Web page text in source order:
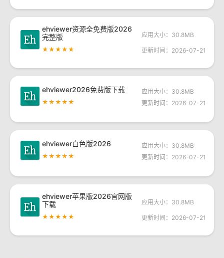
ehviewer资源全免费版2026
完整版
★★★★★
应用大小：30.8MB
更新时间：2026-07-21
ehviewer2026免费版下载
★★★★★
应用大小：30.8MB
更新时间：2026-07-21
ehviewer白色版2026
★★★★★
应用大小：30.8MB
更新时间：2026-07-21
ehviewer苹果版2026官网版
下载
★★★★★
应用大小：30.8MB
更新时间：2026-07-21